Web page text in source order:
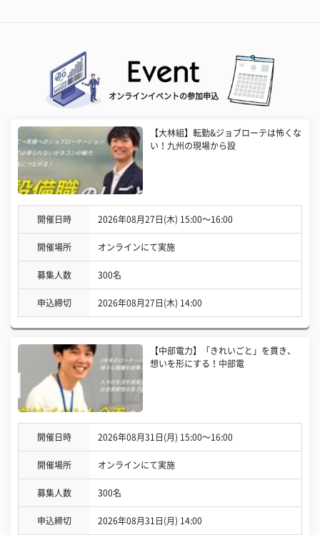
オンラインイベントの参加申込
【大林組】転勤&ジョブローテは怖くな
い！九州の現場から設
開催日時 2026年08月27日(木) 15:00〜16:00
開催場所 オンラインにて実施
募集人数 300名
申込締切 2026年08月27日(木) 14:00
【中部電力】「きれいごと」を貫き、
想いを形にする！中部電
開催日時 2026年08月31日(月) 15:00〜16:00
開催場所 オンラインにて実施
募集人数 300名
申込締切 2026年08月31日(月) 14:00